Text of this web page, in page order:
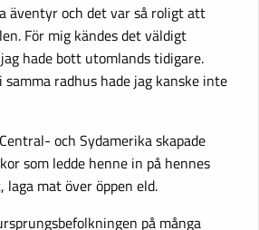
äventyr och det var så roligt att
För mig kändes det väldigt
hade bott utomlands tidigare.
samma radhus hade jag kanske inte
och Sydamerika skapade
som ledde henne in på hennes
mat över öppen eld.
på många